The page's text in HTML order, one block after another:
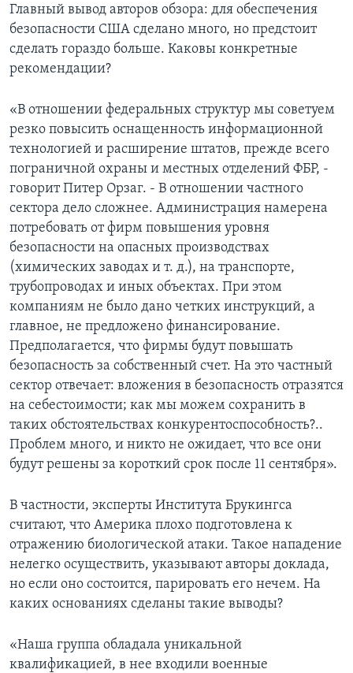
Главный вывод авторов обзора: для обеспечения
безопасности США сделано много, но предстоит
сделать гораздо больше. Каковы конкретные
рекомендации?
«В отношении федеральных структур мы советуем
резко повысить оснащенность информационной
технологией и расширение штатов, прежде всего
пограничной охраны и местных отделений ФБР, -
говорит Питер Орзаг. - В отношении частного
сектора дело сложнее. Администрация намерена
потребовать от фирм повышения уровня
безопасности на опасных производствах
(химических заводах и т. д.), на транспорте,
трубопроводах и иных объектах. При этом
компаниям не было дано четких инструкций, а
главное, не предложено финансирование.
Предполагается, что фирмы будут повышать
безопасность за собственный счет. На это частный
сектор отвечает: вложения в безопасность отразятся
на себестоимости; как мы можем сохранить в
таких обстоятельствах конкурентоспособность?..
Проблем много, и никто не ожидает, что все они
будут решены за короткий срок после 11 сентября».
В частности, эксперты Института Брукингса
считают, что Америка плохо подготовлена к
отражению биологической атаки. Такое нападение
нелегко осуществить, указывают авторы доклада,
но если оно состоится, парировать его нечем. На
каких основаниях сделаны такие выводы?
«Наша группа обладала уникальной
квалификацией, в нее входили военные